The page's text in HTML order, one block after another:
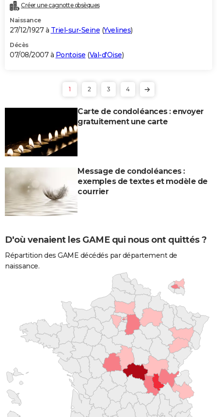
Créer une cagnotte obsèques
Naissance
27/12/1927 à Triel-sur-Seine (Yvelines)
Décès
07/08/2007 à Pontoise (Val-d'Oise)
1 2 3 4
Carte de condoléances : envoyer
gratuitement une carte
Message de condoléances :
exemples de textes et modèle de
courrier
D'où venaient les GAME qui nous ont quittés ?
Répartition des GAME décédés par département de
naissance.